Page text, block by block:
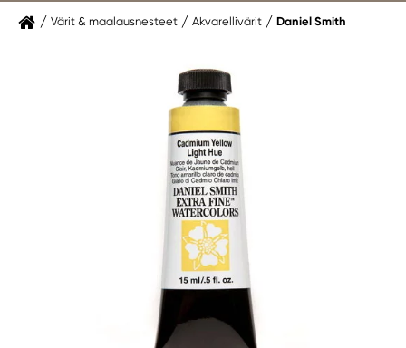
Värit & maalausnesteet Akvarellivärit Daniel Smith